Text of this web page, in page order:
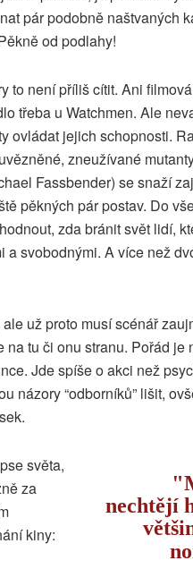
pár podobně naštvaných
od podlahy!
to není příliš cítit. Ani
třeba u Watchmen. Ale
ovládat jejich schopnosti.
zneužívané
Fassbender) se snaží
pěkných pár postav. Do
zda bránit svět lidí,
a svobodnými. A více než
už proto musí scénář
tu či onu stranu. Pořád je
Jde spíše o akci než
názory “odborníků” lišit,
nechtějí
světa,
za
kiny: